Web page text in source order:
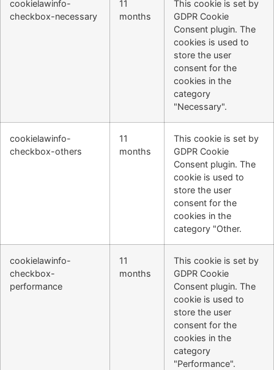
cookielawinfo-
checkbox-necessary
11
months
This cookie is set by
GDPR Cookie
Consent plugin. The
cookies is used to
store the user
consent for the
cookies in the
category
"Necessary".
cookielawinfo-
checkbox-others
11
months
This cookie is set by
GDPR Cookie
Consent plugin. The
cookie is used to
store the user
consent for the
cookies in the
category "Other.
cookielawinfo-
checkbox-
performance
11
months
This cookie is set by
GDPR Cookie
Consent plugin. The
cookie is used to
store the user
consent for the
cookies in the
category
"Performance".